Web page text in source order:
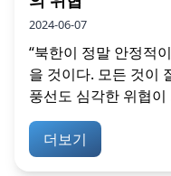
2024-06-07
“북한이 정말 안정적
을 것이다. 모든 것이
풍선도 심각한 위협이
더보기